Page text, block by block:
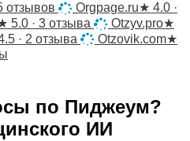
отзывов Orgpage.ru★ 4.0 ·
5.0 · 3 отзыва Otzyv.pro★
· 2 отзыва Otzovik.com★
по Пиджеум?
ИИ